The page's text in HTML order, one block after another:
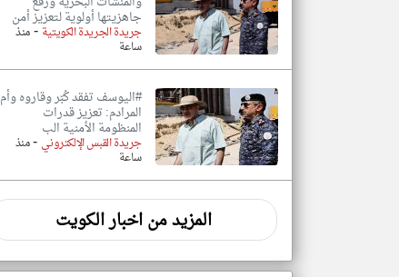
جاهزيتها أولوية لتعزيز أمن
جريدة الجريدة الكويتية-منذ
ساعة
#اليوسف تفقد كُبّر وقاروه وأم
المرادم: تعزيز قدرات
المنظومة الأمنية الب
جريدة القبس الإلكتروني -منذ
ساعة
المزيد من اخبار الكويت